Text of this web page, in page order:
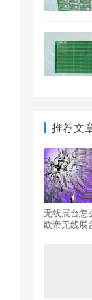
推荐文
无线展台怎
欧帝无线展